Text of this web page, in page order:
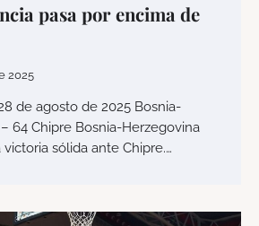
pasa por encima de
2025
de agosto de 2025 Bosnia-
64 Chipre Bosnia-Herzegovina
sólida ante Chipre.…